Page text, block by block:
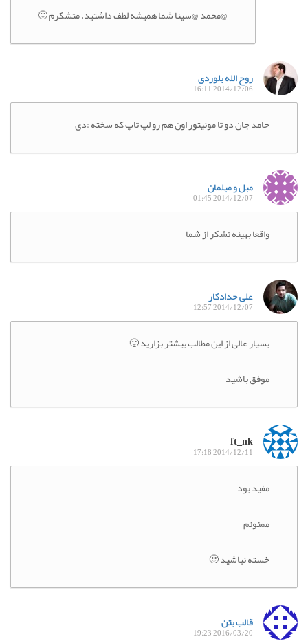
@محمد @سینا شما همیشه لطف داشتید. متشکرم 🙂
روح الله بلوردی
2014/12/06 16:11
حامد جان دو تا مونیتور اون هم رو لپ تاپ که سخته :دی
مبل و مبلمان
2014/12/07 01:45
واقعا بهینه تشکر از شما
علی حدادکار
2014/12/07 12:57
بسیار عالی از این مطالب بیشتر بزارید 🙂
موفق باشید
ft_nk
2014/12/11 17:18
مفید بود
ممنونم
خسته نباشید 🙂
قالب بتن
2016/03/20 19:23